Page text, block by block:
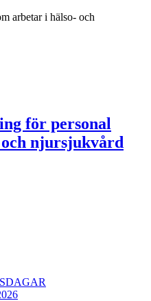
arbetar i hälso- och
för personal
njursjukvård